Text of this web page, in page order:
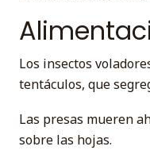
Los insectos
tentáculos, que
Las presas mueren
sobre las hojas.